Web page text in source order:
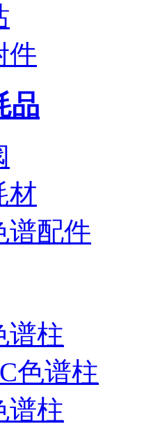
件
品
材
谱配件
谱柱
色谱柱
谱柱